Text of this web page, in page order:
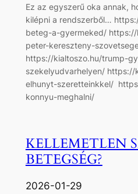
Ez az egyszerű oka annak,
kilépni a rendszerből…
beteg-a-gyermeked/
peter-kereszteny-
https://kialtoszo.hu/trump-
szekelyudvarhelyen/
elhunyt-szeretteinkkel/
konnyu-meghalni/
KELLEMETLEN
BETEGSÉG?
2026-01-29